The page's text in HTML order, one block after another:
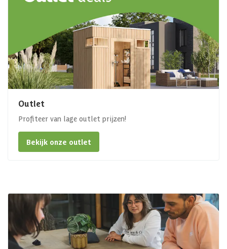
Outlet
Profiteer van lage outlet prijzen!
Bekijk onze outlet